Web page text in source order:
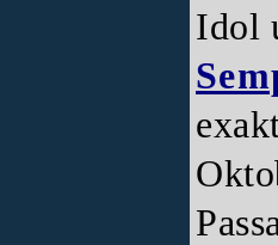
Idol